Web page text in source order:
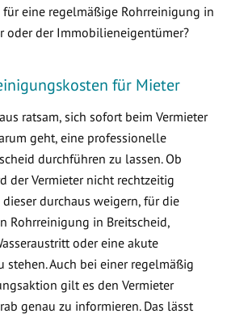
eine regelmäßige Rohrreinigung in
oder der Immobilieneigentümer?
für Mieter
ratsam, sich sofort beim Vermieter
geht, eine professionelle
durchführen zu lassen. Ob
der Vermieter nicht rechtzeitig
durchaus weigern, für die
Rohrreinigung in Breitscheid,
oder eine akute
stehen. Auch bei einer regelmäßig
gilt es den Vermieter
genau zu informieren. Das lässt